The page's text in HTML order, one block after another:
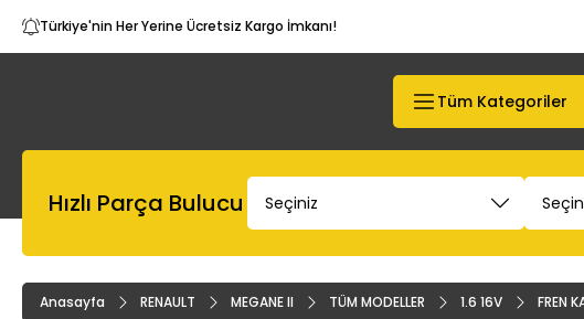
Türkiye'nin Her Yerine Ücretsiz Kargo İmkanı!
Tüm Kategoriler
Hızlı Parça Bulucu
Anasayfa RENAULT MEGANE II TÜM MODELLER 1.6 16V FREN